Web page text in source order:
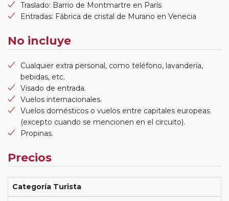
Traslado: Barrio de Montmartre en París
Entradas: Fábrica de cristal de Murano en Venecia
No incluye
Cualquier extra personal, como teléfono, lavandería,
bebidas, etc.
Visado de entrada.
Vuelos internacionales.
Vuelos domésticos o vuelos entre capitales europeas
(excepto cuando se mencionen en el circuito).
Propinas.
Precios
Categoría Turista